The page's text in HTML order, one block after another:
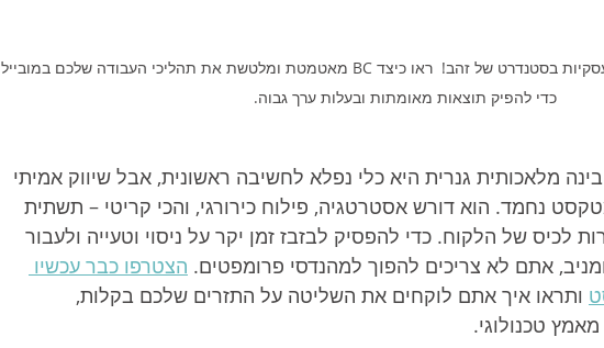
הפכו נתונים גולמיים להצלחות עסקיות בסטנדרט של זהב!  ראו כיצד BC מאטמטת ומלטשת את תהליכי העבודה שלכם במובייל
כדי להפיק תוצאות מאומתות ובעלות ערך גבוה.
מלאכותית גנרית היא כלי נפלא לחשיבה ראשונית, אבל שיווק אמיתי
נחמד. הוא דורש אסטרטגיה, פילוח כירורגי, והכי קריטי – תשתית
לכיס של הלקוח. כדי להפסיק לבזבז זמן יקר על ניסוי וטעייה ולעבור
ומניב, אתם לא צריכים להפוך למהנדסי פרומפטים. הצטרפו כבר עכשיו
ותראו איך אתם לוקחים את השליטה על התזרים שלכם בקלות,
טכנולוגי.